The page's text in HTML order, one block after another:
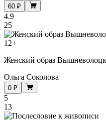
60 ₽
4.9
25
12+
Женский образ
Ольга Соколова
0 ₽
5
13